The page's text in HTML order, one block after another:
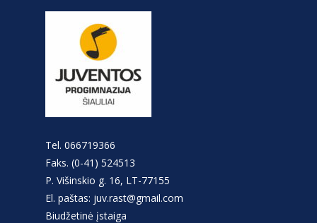
Tel. 066719366
Faks. (0-41) 524513
P. Višinskio g. 16, LT-77155
El. paštas: juv.rast@gmail.com
Biudžetinė įstaiga